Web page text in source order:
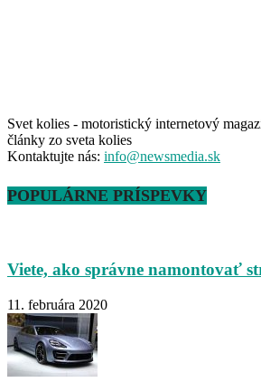
Svet kolies - motoristický internetový
články zo sveta kolies
Kontaktujte nás: info@newsmedia.sk
POPULÁRNE PRÍSPEVKY
Viete, ako správne namontovať
11. februára 2020